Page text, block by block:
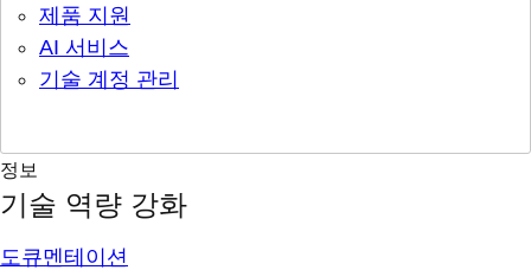
제품 지원
AI 서비스
기술 계정 관리
정보
기술 역량 강화
도큐멘테이션